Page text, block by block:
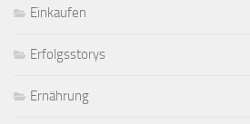
Einkaufen
Erfolgsstorys
Ernährung